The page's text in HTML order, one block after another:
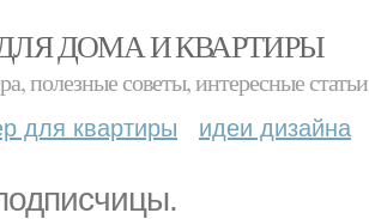
ДОМА И КВАРТИРЫ
полезные советы, интересные статьи
для квартиры идеи дизайна